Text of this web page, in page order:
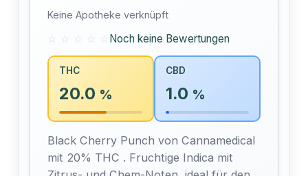
Keine Apotheke verknüpft
☆ ☆ ☆ ☆ ☆ Noch keine Bewertungen
THC
20.0 %
CBD
1.0 %
Black Cherry Punch von Cannamedical
mit 20% THC . Fruchtige Indica mit